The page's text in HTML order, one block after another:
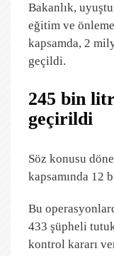
Bakanlık,
eğitim ve
kapsamda, 2
geçildi.
245 bin
geçirildi
Söz konusu
kapsamında 12
Bu
433 şüpheli
kontrol kararı